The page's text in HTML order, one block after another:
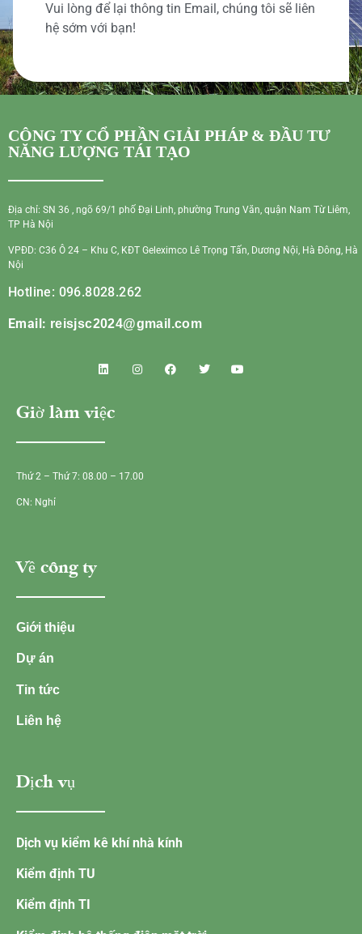
Vui lòng để lại thông tin Email, chúng tôi sẽ liên
hệ sớm với bạn!
CÔNG TY CỔ PHẦN GIẢI PHÁP & ĐẦU TƯ
NĂNG LƯỢNG TÁI TẠO
Địa chỉ: SN 36 , ngõ 69/1 phố Đại Linh, phường Trung Văn, quận Nam Từ Liêm,
TP Hà Nội
VPĐD: C36 Ô 24 – Khu C, KĐT Geleximco Lê Trọng Tấn, Dương Nội, Hà Đông, Hà
Nội
Hotline: 096.8028.262
Email: reisjsc2024@gmail.com
Giờ làm việc
Thứ 2 – Thứ 7: 08.00 – 17.00
CN: Nghỉ
Về công ty
Giới thiệu
Dự án
Tin tức
Liên hệ
Dịch vụ
Dịch vụ kiểm kê khí nhà kính
Kiểm định TU
Kiểm định TI